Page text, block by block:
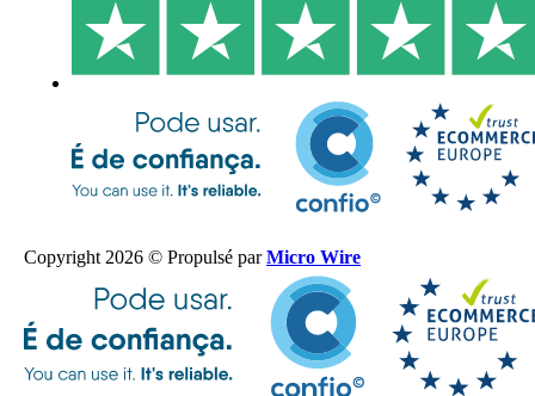
Copyright 2026 © Propulsé parMicro Wire